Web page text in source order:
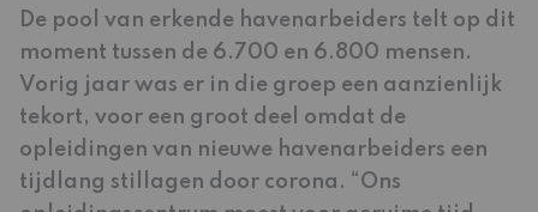
De pool van erkende havenarbeiders telt op dit
moment tussen de 6.700 en 6.800 mensen.
Vorig jaar was er in die groep een aanzienlijk
tekort, voor een groot deel omdat de
opleidingen van nieuwe havenarbeiders een
tijdlang stillagen door corona. “Ons